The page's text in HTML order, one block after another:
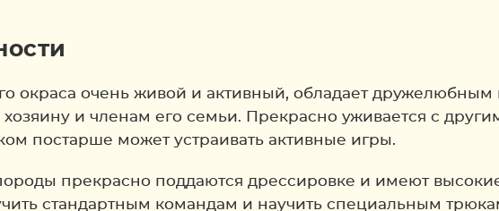
окраса очень живой и активный, обладает
хозяину и членам его семьи. Прекрасно уживается с
постарше может устраивать активные игры.
прекрасно поддаются дрессировке и имеют
стандартным командам и научить специальным